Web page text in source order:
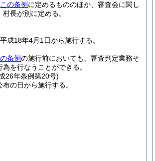
この条例 に定めるもののほか、審査会に関し
長が別に定める。
成18年4月1日から施行する。
条例の施行前においても、審査判定業務そ
を行なうことができる。
26年条例第20号)
の日から施行する。